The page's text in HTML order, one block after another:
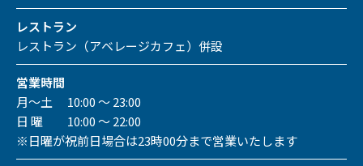
レストラン
レストラン（アベレージカフェ）併設
営業時間
月～土 10:00 ～ 23:00
日 曜 10:00 ～ 22:00
※日曜が祝前日場合は23時00分まで営業いたします